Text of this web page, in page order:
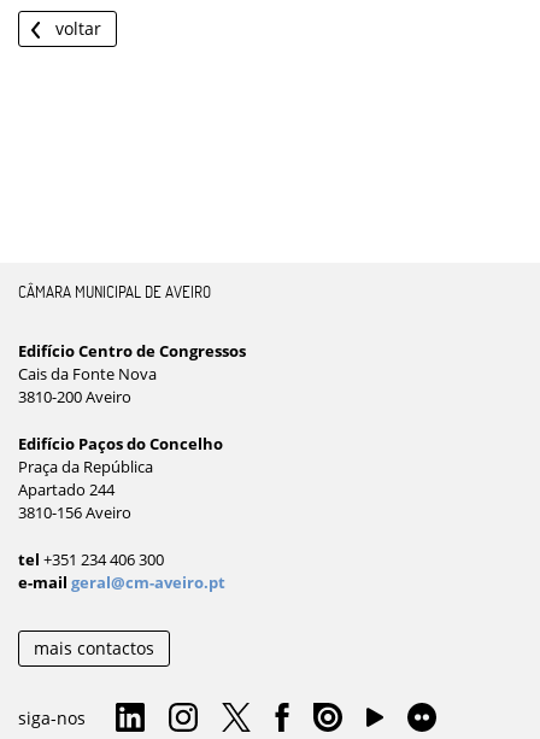
voltar
CÂMARA MUNICIPAL DE AVEIRO
Edifício Centro de Congressos
Cais da Fonte Nova
3810-200 Aveiro
Edifício Paços do Concelho
Praça da República
Apartado 244
3810-156 Aveiro
tel +351 234 406 300
e-mail geral@cm-aveiro.pt
mais contactos
siga-nos